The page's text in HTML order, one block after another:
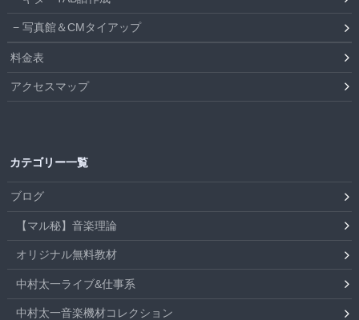
写真館＆CMタイアップ
料金表
アクセスマップ
カテゴリー一覧
ブログ
【マル秘】音楽理論
オリジナル無料教材
中村太一ライブ&仕事系
中村太一音楽機材コレクション